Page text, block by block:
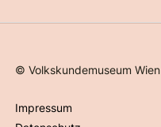
©Volkskundemuseum Wien
Impressum